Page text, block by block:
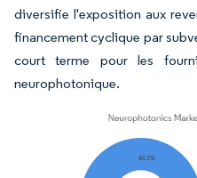
diversifie l'exposition aux
financement cyclique par
court terme pour les
neurophotonique.